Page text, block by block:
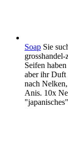
Soap Sie
Seifen
aber ihr Duft
nach
Anis. 10x